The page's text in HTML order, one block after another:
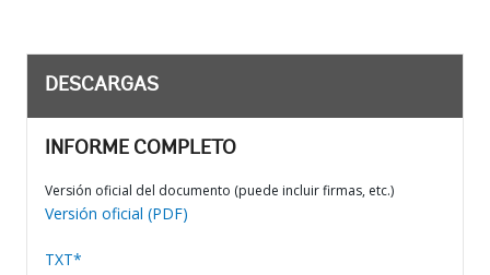
DESCARGAS
INFORME COMPLETO
Versión oficial del documento (puede incluir firmas, etc.)
Versión oficial (PDF)
TXT*